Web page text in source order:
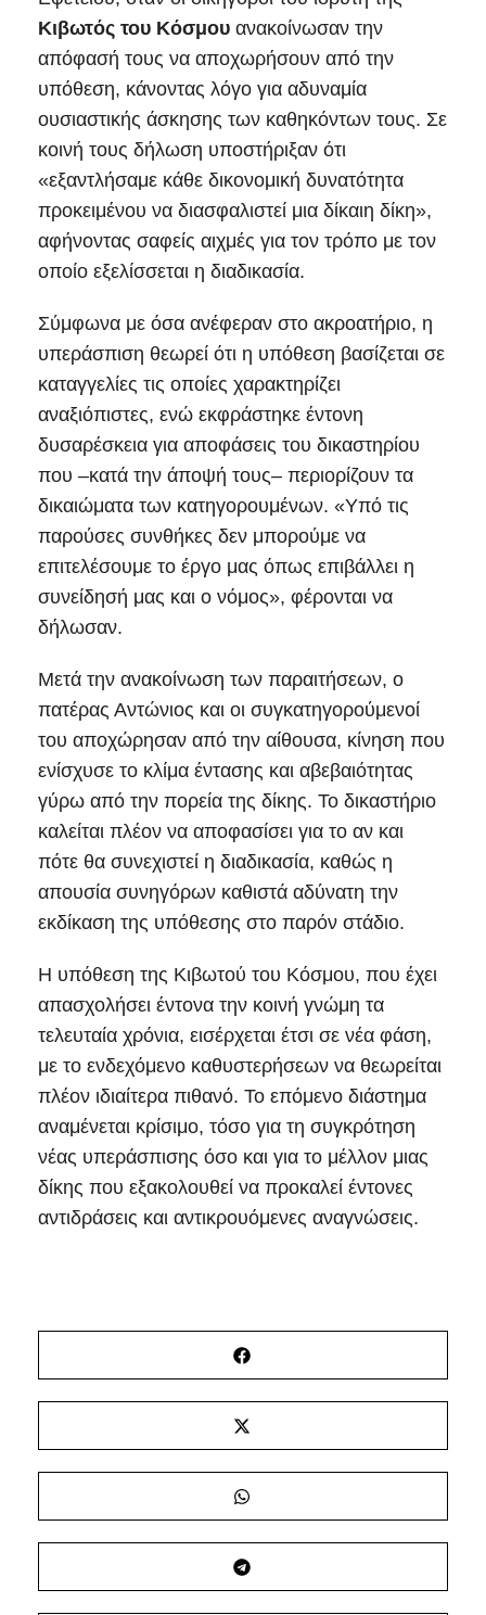
Κιβωτός του Κόσμου ανακοίνωσαν την
απόφασή τους να αποχωρήσουν από την
υπόθεση, κάνοντας λόγο για αδυναμία
ουσιαστικής άσκησης των καθηκόντων τους. Σε
κοινή τους δήλωση υποστήριξαν ότι
«εξαντλήσαμε κάθε δικονομική δυνατότητα
προκειμένου να διασφαλιστεί μια δίκαιη δίκη»,
αφήνοντας σαφείς αιχμές για τον τρόπο με τον
οποίο εξελίσσεται η διαδικασία.
Σύμφωνα με όσα ανέφεραν στο ακροατήριο, η
υπεράσπιση θεωρεί ότι η υπόθεση βασίζεται σε
καταγγελίες τις οποίες χαρακτηρίζει
αναξιόπιστες, ενώ εκφράστηκε έντονη
δυσαρέσκεια για αποφάσεις του δικαστηρίου
που –κατά την άποψή τους– περιορίζουν τα
δικαιώματα των κατηγορουμένων. «Υπό τις
παρούσες συνθήκες δεν μπορούμε να
επιτελέσουμε το έργο μας όπως επιβάλλει η
συνείδησή μας και ο νόμος», φέρονται να
δήλωσαν.
Μετά την ανακοίνωση των παραιτήσεων, ο
πατέρας Αντώνιος και οι συγκατηγορούμενοί
του αποχώρησαν από την αίθουσα, κίνηση που
ενίσχυσε το κλίμα έντασης και αβεβαιότητας
γύρω από την πορεία της δίκης. Το δικαστήριο
καλείται πλέον να αποφασίσει για το αν και
πότε θα συνεχιστεί η διαδικασία, καθώς η
απουσία συνηγόρων καθιστά αδύνατη την
εκδίκαση της υπόθεσης στο παρόν στάδιο.
Η υπόθεση της Κιβωτού του Κόσμου, που έχει
απασχολήσει έντονα την κοινή γνώμη τα
τελευταία χρόνια, εισέρχεται έτσι σε νέα φάση,
με το ενδεχόμενο καθυστερήσεων να θεωρείται
πλέον ιδιαίτερα πιθανό. Το επόμενο διάστημα
αναμένεται κρίσιμο, τόσο για τη συγκρότηση
νέας υπεράσπισης όσο και για το μέλλον μιας
δίκης που εξακολουθεί να προκαλεί έντονες
αντιδράσεις και αντικρουόμενες αναγνώσεις.